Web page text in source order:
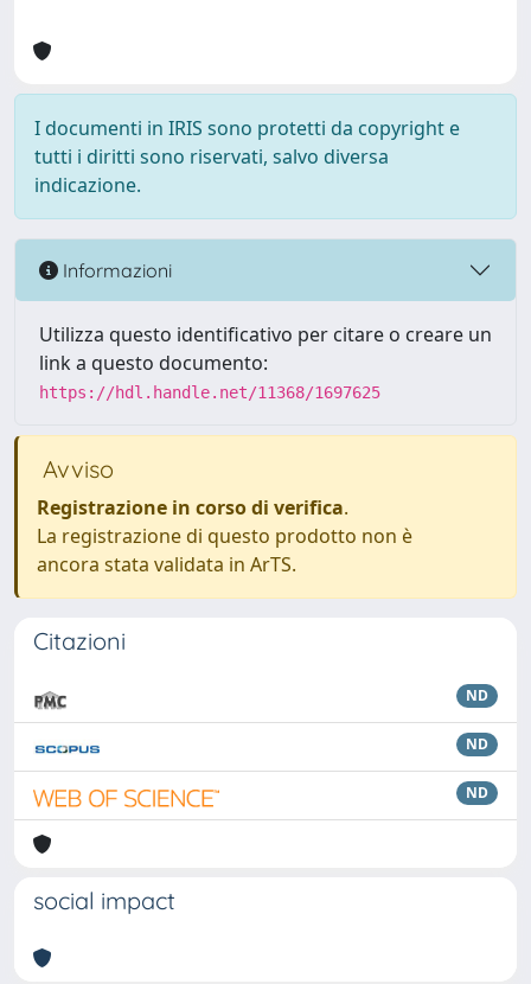
I documenti in IRIS sono protetti da copyright e
tutti i diritti sono riservati, salvo diversa
indicazione.
Informazioni
Utilizza questo identificativo per citare o creare un
link a questo documento:
https://hdl.handle.net/11368/1697625
Avviso
Registrazione in corso di verifica.
La registrazione di questo prodotto non è
ancora stata validata in ArTS.
Citazioni
ND
ND
ND
social impact